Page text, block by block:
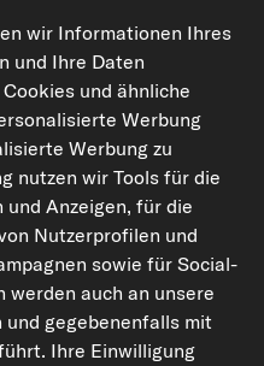
für Leichtmetallfelgen
für Stahlfelgen
47,5
22,3
M12 x 1,5
22
wir Informationen Ihres
und Ihre Daten
und ähnliche
Werbung
Werbung zu
nutzen wir Tools für die
Anzeigen, für die
Nutzerprofilen und
sowie für Social-
werden auch an unsere
gegebenenfalls mit
Ihre Einwilligung